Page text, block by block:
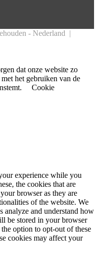
- Nederland |
dat onze website zo
het gebruiken van de
Cookie
experience while you
the cookies that are
browser as they are
of the website. We
analyze and understand how
be stored in your browser
option to opt-out of these
cookies may affect your